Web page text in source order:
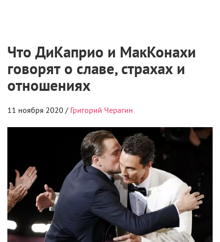
Что ДиКаприо и МакКонахи
говорят о славе, страхах и
отношениях
11 ноября 2020 / Григорий Черагин